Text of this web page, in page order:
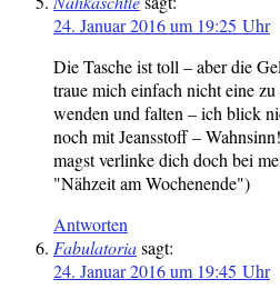
24. Januar 2016 um 19:25 Uhr
Die Tasche ist toll – aber die
traue mich einfach nicht eine
wenden und falten – ich blick
noch mit Jeansstoff –
magst verlinke dich doch bei
"Nähzeit am Wochenende")
Antworten
Fabulatoriasagt:
24. Januar 2016 um 19:45 Uhr